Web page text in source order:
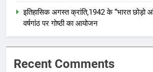
इतिहासिक अगस्त क्रांति,1942 के “भारत छोड़ो
वर्षगांठ पर गोष्ठी का आयोजन
Recent Comments